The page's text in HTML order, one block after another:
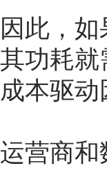
因此，
其功耗就
成本驱
运营商